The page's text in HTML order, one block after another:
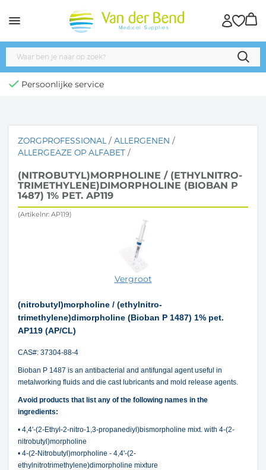
Persoonlijke service
ZORGPROFESSIONAL / ALLERGENEN /
ALLERGEAZE OP ALFABET /
(NITROBUTYL)MORPHOLINE / (ETHYLNITRO-
TRIMETHYLENE)DIMORPHOLINE (BIOBAN P
1487) 1% PET. AP119
(Artikelnr: AP119)
Vergroot
(nitrobutyl)morpholine / (ethylnitro-
trimethylene)dimorpholine (Bioban P 1487) 1% pet.
AP119 (AP/CL)
CAS#: 37304-88-4
Bioban P 1487 is an antibacterial and antifungal agent useful in
metalworking fluids and die cast lubricants and mold release agents.
Avoid products that list any of the following names in the
ingredients:
• 4,4'-(2-Ethyl-2-nitro-1,3-propanediyl)bismorpholine mixt. with 4-(2-
nitrobutyl)morpholine
• 4-(2-Nitrobutyl)morpholine - 4,4'-(2-
ethylnitrotrimethylene)dimorpholine mixture